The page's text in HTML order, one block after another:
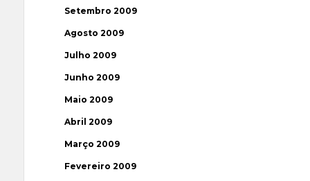
Setembro 2009
Agosto 2009
Julho 2009
Junho 2009
Maio 2009
Abril 2009
Março 2009
Fevereiro 2009